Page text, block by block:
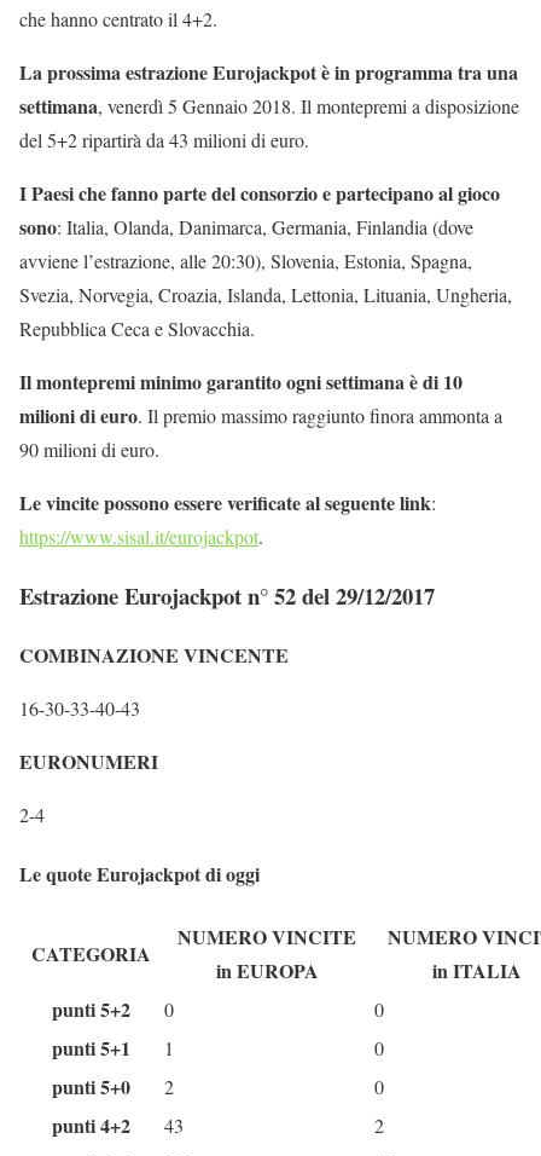
che hanno centrato il 4+2.
La prossima estrazione Eurojackpot è in programma tra una
settimana, venerdì 5 Gennaio 2018. Il montepremi a disposizione
del 5+2 ripartirà da 43 milioni di euro.
I Paesi che fanno parte del consorzio e partecipano al gioco
sono: Italia, Olanda, Danimarca, Germania, Finlandia (dove
avviene l’estrazione, alle 20:30), Slovenia, Estonia, Spagna,
Svezia, Norvegia, Croazia, Islanda, Lettonia, Lituania, Ungheria,
Repubblica Ceca e Slovacchia.
Il montepremi minimo garantito ogni settimana è di 10
milioni di euro. Il premio massimo raggiunto finora ammonta a
90 milioni di euro.
Le vincite possono essere verificate al seguente link:
https://www.sisal.it/eurojackpot.
Estrazione Eurojackpot n° 52 del 29/12/2017
COMBINAZIONE VINCENTE
16-30-33-40-43
EURONUMERI
2-4
Le quote Eurojackpot di oggi
CATEGORIA
NUMERO VINCITE
in EUROPA
NUMERO
in ITALIA
punti 5+2
0 0
punti 5+1 1 0
punti 5+0 2 0
punti 4+2 43 2